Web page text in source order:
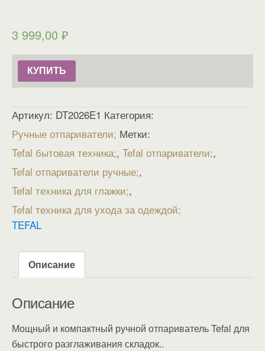
3 999,00 ₽
КУПИТЬ
Артикул: DT2026E1 Категория:
Ручные отпариватели Метки:
Tefal бытовая техника , Tefal отпариватели ,
Tefal отпариватели ручные ,
Tefal техника для глажки ,
Tefal техника для ухода за одеждой
TEFAL
Описание
Описание
Мощный и компактный ручной отпариватель Tefal для
быстрого разглаживания складок..